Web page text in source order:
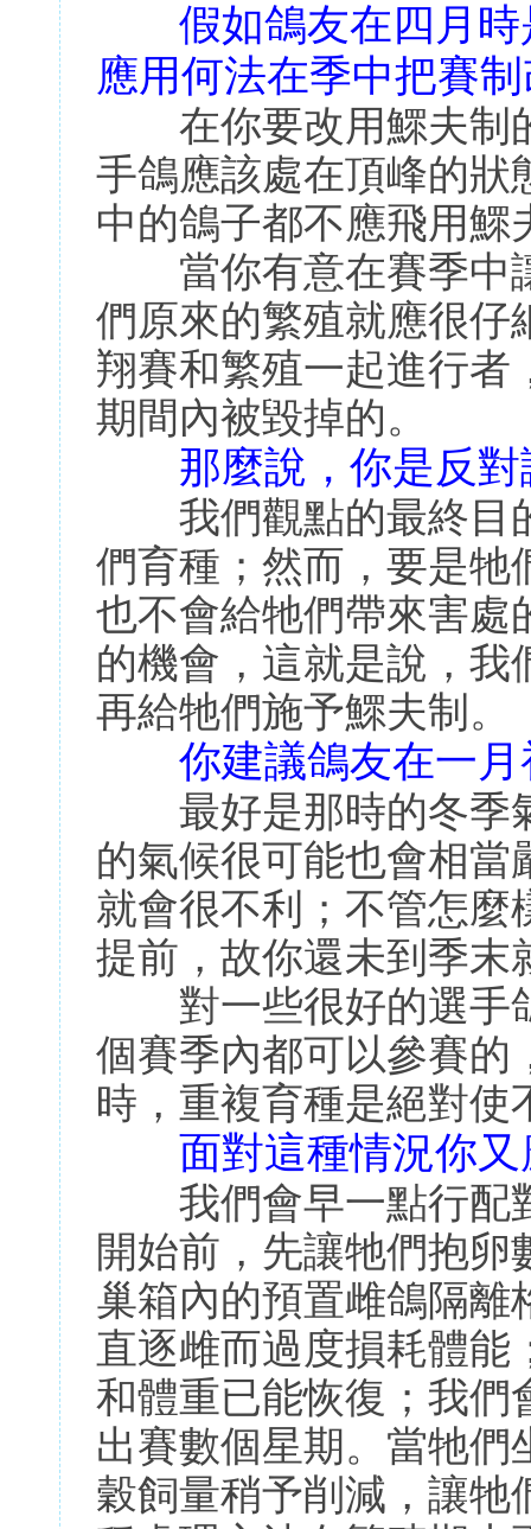
假如鴿友在四月
應用何法在季中把賽
在你要改用鰥夫制
手鴿應該處在頂峰的狀
中的鴿子都不應飛用鰥
當你有意在賽季中
們原來的繁殖就應很仔
翔賽和繁殖一起進行者
期間內被毀掉的。
那麼說，你是反
我們觀點的最終目
們育種；然而，要是牠
也不會給牠們帶來害處
的機會，這就是說，我
再給牠們施予鰥夫制。
你建議鴿友在一
最好是那時的冬季
的氣候很可能也會相當
就會很不利；不管怎麼
提前，故你還未到季末
對一些很好的選手
個賽季內都可以參賽的
時，重複育種是絕對使
面對這種情況你
我們會早一點行配
開始前，先讓牠們抱
巢箱內的預置雌鴿隔離
直逐雌而過度損耗體能
和體重已能恢復；我們
出賽數個星期。當牠們
穀飼量稍予削減，讓牠